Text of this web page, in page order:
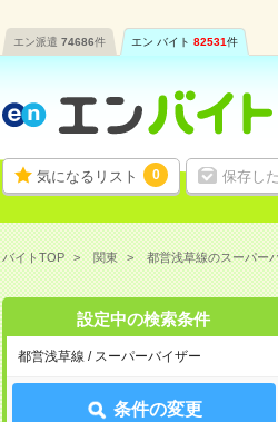
エン派遣 74686件 エン バイト 82531件
気になるリスト 0 保存し
バイトTOP 関東 都営浅草線のスーパー
設定中の検索条件
都営浅草線 / スーパーバイザー
条件の変更